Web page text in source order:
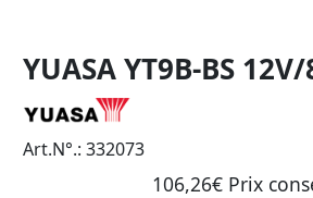
YUASA YT9B-BS
Art.N°.: 332073
106,26€ Prix